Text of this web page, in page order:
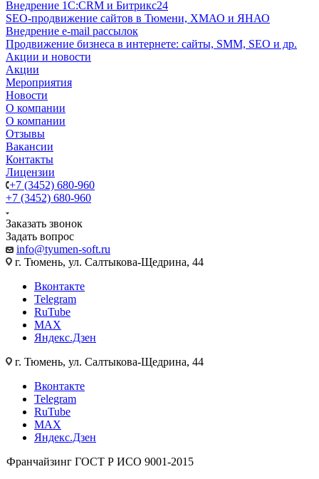
Внедрение 1C:CRM и Битрикс24
SEO-продвижение сайтов в Тюмени, ХМАО и ЯНАО
Внедрение e-mail рассылок
Продвижение бизнеса в интернете: сайты, SMM, SEO и др.
Акции и новости
Акции
Мероприятия
Новости
О компании
О компании
Отзывы
Вакансии
Контакты
Лицензии
+7 (3452) 680-960
+7 (3452) 680-960
Заказать звонок
Задать вопрос
info@tyumen-soft.ru
г. Тюмень, ул. Салтыкова-Щедрина, 44
Вконтакте
Telegram
RuTube
MAX
Яндекс.Дзен
г. Тюмень, ул. Салтыкова-Щедрина, 44
Вконтакте
Telegram
RuTube
MAX
Яндекс.Дзен
Франчайзинг ГОСТ Р ИСО 9001-2015